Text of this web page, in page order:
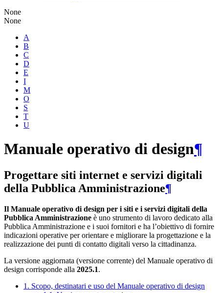
None
None
A
B
C
D
E
I
M
O
S
T
U
Manuale operativo di design¶
Progettare siti internet e servizi digitali
della Pubblica Amministrazione¶
Il Manuale operativo di design per i siti e i servizi digitali della
Pubblica Amministrazione è uno strumento di lavoro dedicato alla
Pubblica Amministrazione e i suoi fornitori e ha l’obiettivo di fornire
indicazioni operative per orientare e migliorare la progettazione e la
realizzazione dei punti di contatto digitali verso la cittadinanza.
La versione aggiornata (versione corrente) del Manuale operativo di
design corrisponde alla 2025.1.
1. Scopo, destinatari e uso del Manuale operativo di design